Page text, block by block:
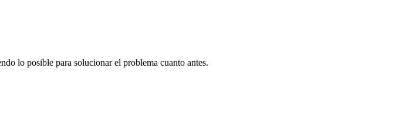
lo posible para solucionar el problema cuanto antes.